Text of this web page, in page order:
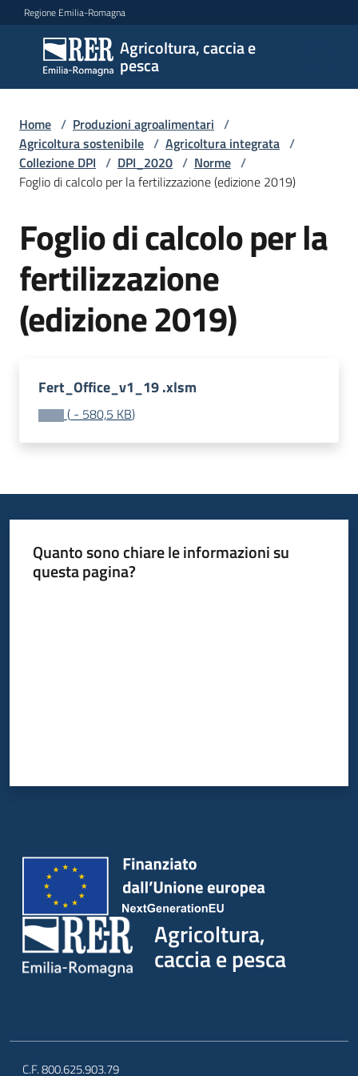
Vai al contenuto
Vai alla navigazione
Vai al footer
Regione Emilia-Romagna
Agricoltura, caccia e
pesca
Agricoltura,
caccia e
pesca
Argomenti
Novità
Servizi
Leggi
Agricoltura
Home / Produzioni agroalimentari /
Agricoltura sostenibile / Agricoltura integrata /
Collezione DPI / DPI_2020 / Norme /
Foglio di calcolo per la fertilizzazione (edizione 2019)
Foglio di calcolo per la
fertilizzazione
(edizione 2019)
Fert_Office_v1_19 .xlsm
( - 580,5 KB)
Quanto sono chiare le informazioni su
questa pagina?
Agricoltura,
caccia e pesca
C.F. 800.625.903.79